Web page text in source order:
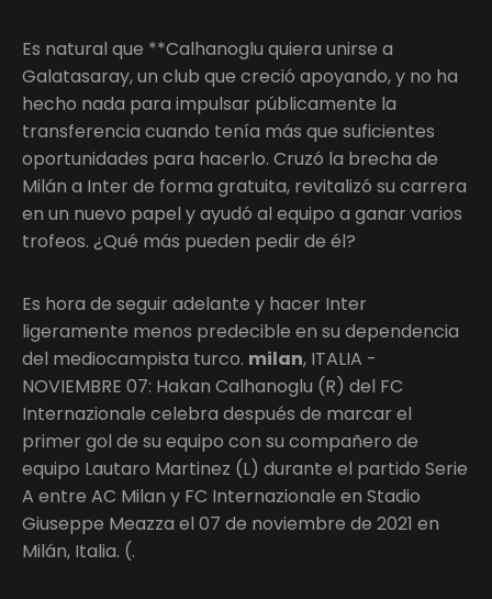
Es natural que **Calhanoglu quiera unirse a
Galatasaray, un club que creció apoyando, y no ha
hecho nada para impulsar públicamente la
transferencia cuando tenía más que suficientes
oportunidades para hacerlo. Cruzó la brecha de
Milán a Inter de forma gratuita, revitalizó su carrera
en un nuevo papel y ayudó al equipo a ganar varios
trofeos. ¿Qué más pueden pedir de él?
Es hora de seguir adelante y hacer Inter
ligeramente menos predecible en su dependencia
del mediocampista turco. milan, ITALIA -
NOVIEMBRE 07: Hakan Calhanoglu (R) del FC
Internazionale celebra después de marcar el
primer gol de su equipo con su compañero de
equipo Lautaro Martinez (L) durante el partido Serie
A entre AC Milan y FC Internazionale en Stadio
Giuseppe Meazza el 07 de noviembre de 2021 en
Milán, Italia. (.